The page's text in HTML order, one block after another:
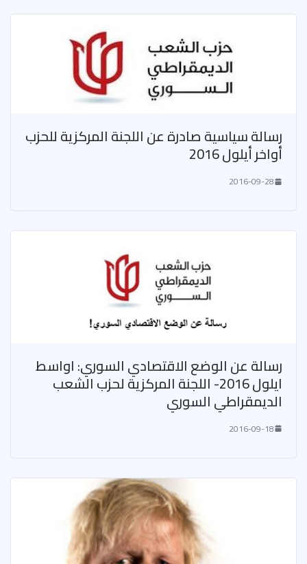
رسالة سياسية صادرة عن اللجنة المركزية للحزب
أواخر أيلول 2016
2016-09-28
رسالة عن الوضع الاقتصادي السوري: اواسط
ايلول 2016- اللجنة المركزية لحزب الشعب
الديمقراطي السوري
2016-09-18